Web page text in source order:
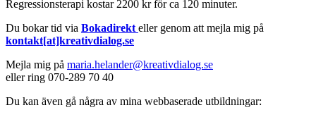
Regressionsterapi kostar 2200 kr för ca 120 minuter.
Du bokar tid via Bokadirekt eller genom att mejla mig på
kontakt[at]kreativdialog.se
Mejla mig på maria.helander@kreativdialog.se
eller ring 070-289 70 40
Du kan även gå några av mina webbaserade utbildningar: